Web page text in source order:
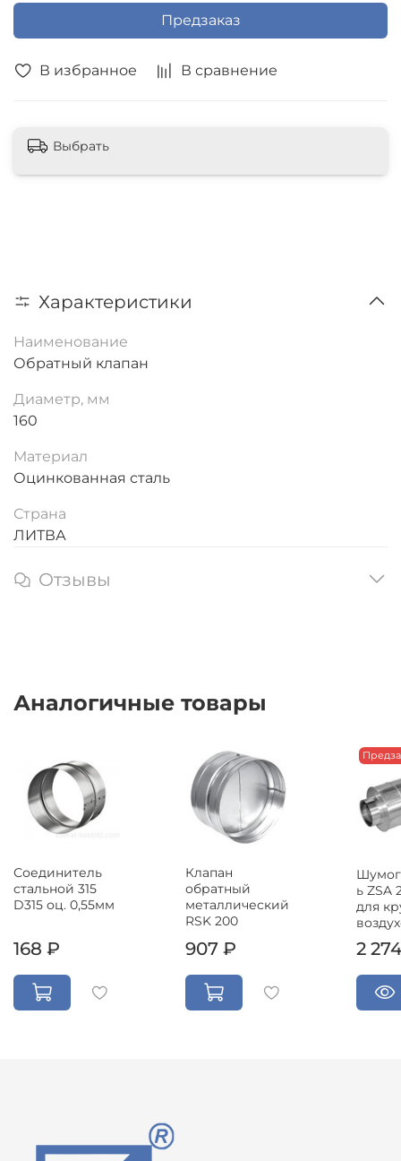
В избранное В сравнение
Предзаказ
Выбрать
Характеристики
Наименование
Обратный клапан
Диаметр, мм
160
Материал
Оцинкованная сталь
Страна
ЛИТВА
Отзывы
Аналогичные товары
Соединитель
стальной 315
D315 оц. 0,55мм
168 ₽
Клапан
обратный
металлический
RSK 200
907 ₽
ь ZSA
для
2